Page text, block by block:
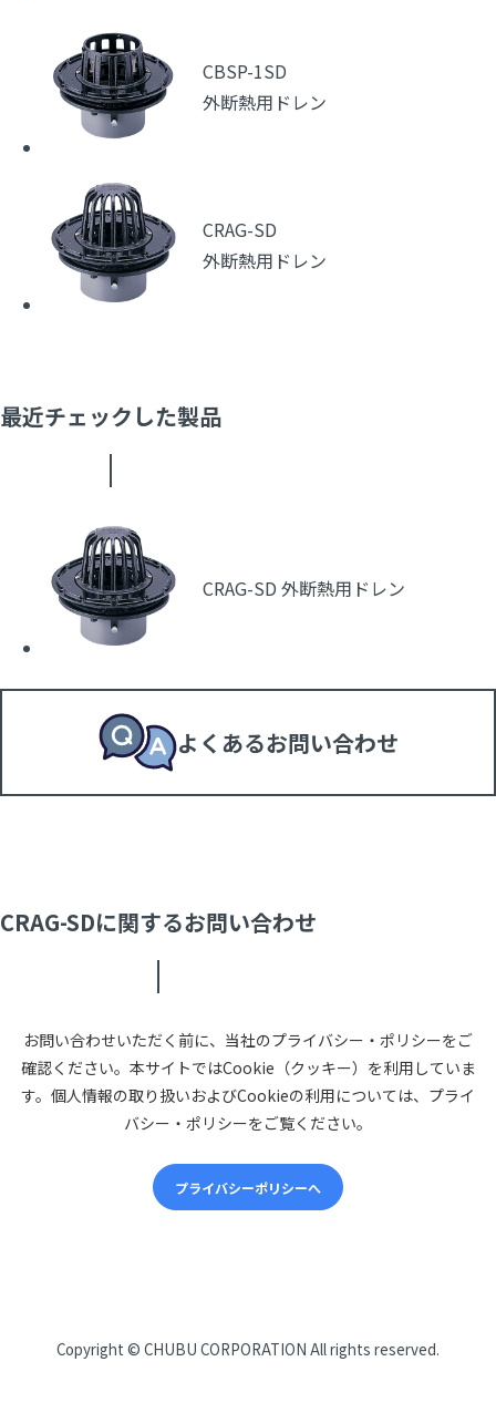
CBSP-1SD
外断熱用ドレン
CRAG-SD
外断熱用ドレン
最近チェックした製品
CRAG-SD 外断熱用ドレン
よくあるお問い合わせ
CRAG-SDに関するお問い合わせ
お問い合わせいただく前に、当社のプライバシー・ポリシーをご
確認ください。本サイトではCookie（クッキー）を利用していま
す。個人情報の取り扱いおよびCookieの利用については、プライ
バシー・ポリシーをご覧ください。
プライバシーポリシーへ
CHUBUについて
Copyright © CHUBU CORPORATION All rights reserved.